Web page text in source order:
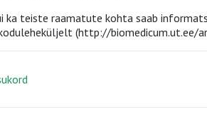
ka teiste raamatute kohta saab
(http://biomedicum.ut.ee/